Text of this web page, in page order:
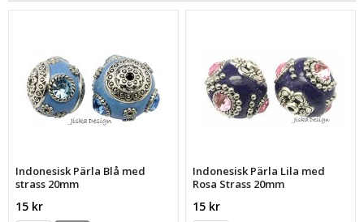
Indonesisk Pärla Blå med
strass 20mm
15 kr
Indonesisk Pärla Lila med
Rosa Strass 20mm
15 kr